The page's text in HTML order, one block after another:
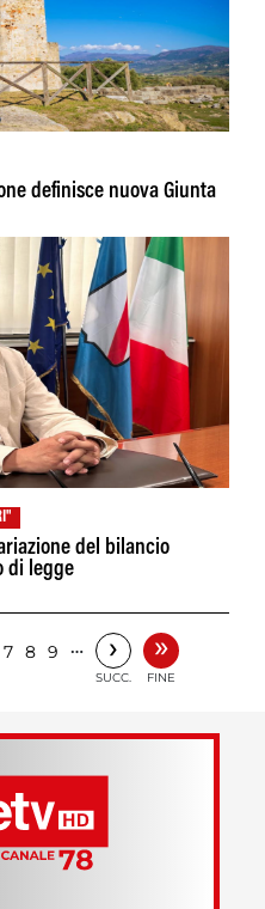
definisce nuova Giunta
del bilancio
di legge
7 8 9 … ›
SUCC.
»
FINE